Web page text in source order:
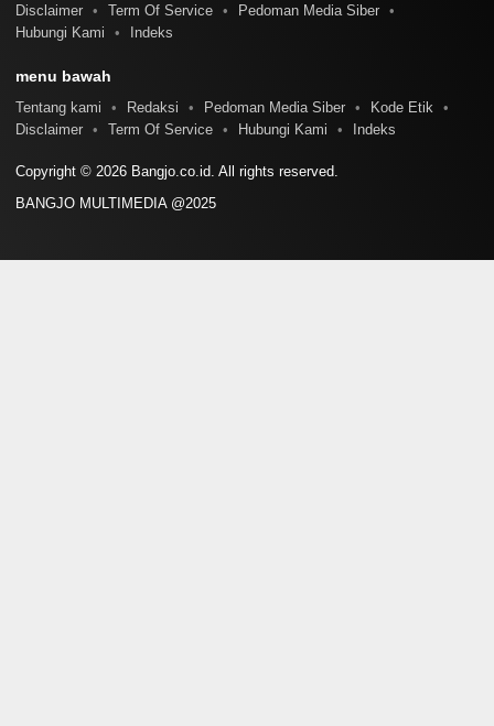
Disclaimer
Term Of Service
Pedoman Media Siber
Hubungi Kami
Indeks
menu bawah
Tentang kami Redaksi Pedoman Media Siber
Kode Etik
Disclaimer
Term Of Service Hubungi Kami Indeks
Copyright © 2026 Bangjo.co.id. All rights reserved.
BANGJO MULTIMEDIA @2025